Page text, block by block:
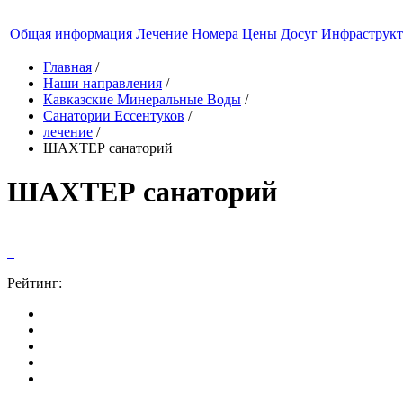
Общая информация Лечение Номера Цены Досуг
Главная /
Наши направления /
Кавказские Минеральные Воды /
Санатории Ессентуков /
лечение /
ШАХТЕР санаторий
ШАХТЕР санаторий
Рейтинг: